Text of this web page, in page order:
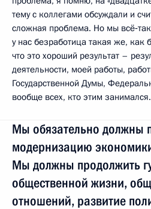
тему с коллегами обсуждали и
сложная проблема. Но мы
у нас безработица такая же,
что это хороший результат –
деятельности, моей работы,
Государственной Думы,
вообще всех, кто этим занимался.
Мы обязательно должны
модернизацию
Мы должны продолжить
общественной жизни,
отношений, развитие